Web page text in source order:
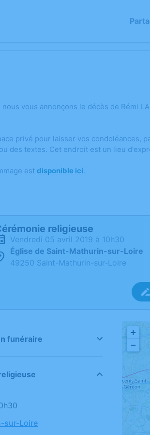
vous annonçons le décès de Rémi
privé pour laisser vos condoléances,
des textes. Cet endroit est un lieu
est disponible ici.
religieuse
vendredi 05 avril 2019 à 10h30
Église de Saint-Mathurin-sur-Loire
49250 Saint-Mathurin-sur-Loire
funéraire
sur-Loire
+
−